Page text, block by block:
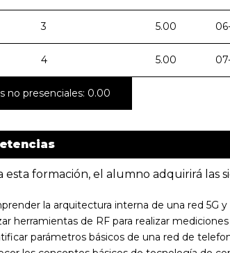
3 5.00
4 5.00
no presenciales: 0.00
esta formación, el alumno adquirirá las
la arquitectura interna de una red 5G
herramientas de RF para realizar
parámetros básicos de una red de